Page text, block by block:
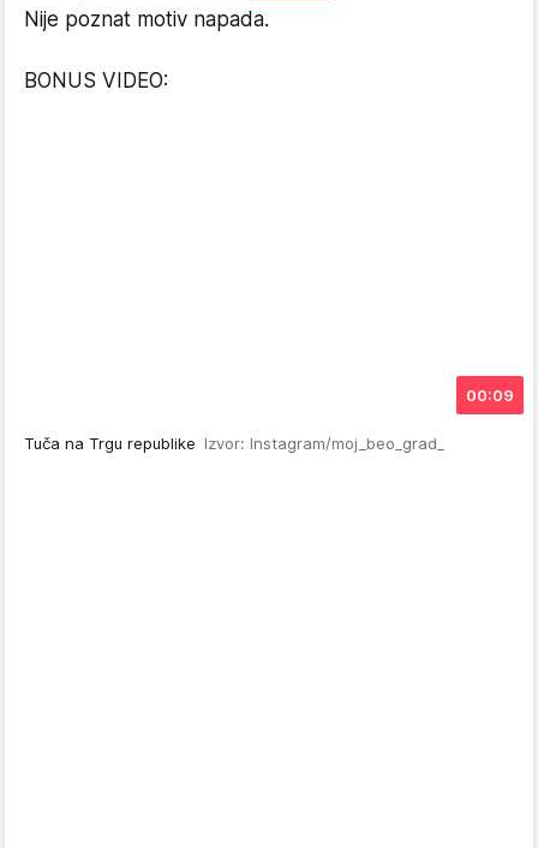
Nije poznat motiv napada.
BONUS VIDEO:
00:09
Tuča na Trgu republike Izvor: Instagram/moj_beo_grad_